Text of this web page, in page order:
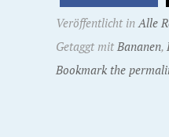
Veröffentlicht inAlle
Getaggt mit Bananen,
Bookmark the